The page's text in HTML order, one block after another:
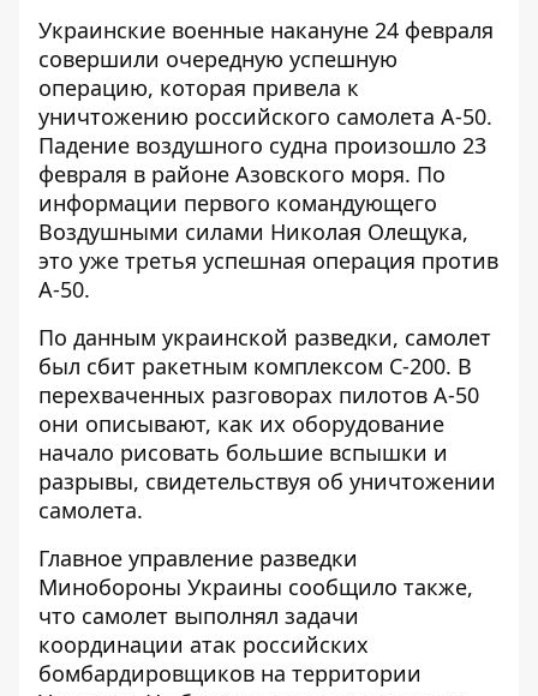
Украинские военные накануне 24 февраля
совершили очередную успешную
операцию, которая привела к
уничтожению российского самолета А-50.
Падение воздушного судна произошло 23
февраля в районе Азовского моря. По
информации первого командующего
Воздушными силами Николая Олещука,
это уже третья успешная операция против
А-50.
По данным украинской разведки, самолет
был сбит ракетным комплексом С-200. В
перехваченных разговорах пилотов А-50
они описывают, как их оборудование
начало рисовать большие вспышки и
разрывы, свидетельствуя об уничтожении
самолета.
Главное управление разведки
Минобороны Украины сообщило также,
что самолет выполнял задачи
координации атак российских
бомбардировщиков на территории